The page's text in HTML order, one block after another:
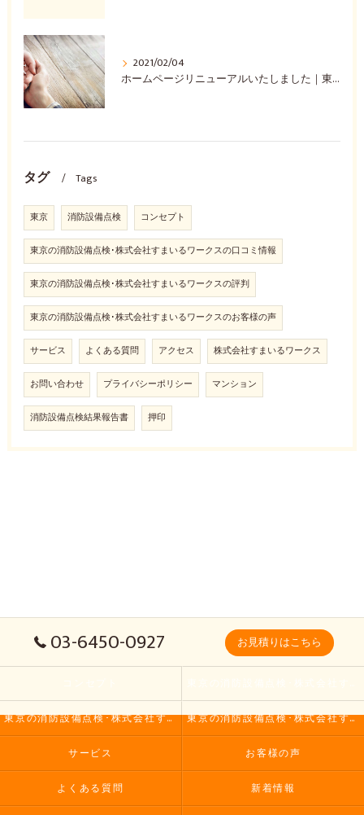
2021/02/04
ホームページリニューアルいたしました｜東京 消防設備点検
タグ Tags
東京 消防設備点検 コンセプト
東京の消防設備点検･株式会社すまいるワークスの口コミ情報
東京の消防設備点検･株式会社すまいるワークスの評判
東京の消防設備点検･株式会社すまいるワークスのお客様の声
サービス よくある質問 アクセス 株式会社すまいるワークス
お問い合わせ プライバシーポリシー マンション
消防設備点検結果報告書 押印
03-6450-0927 お見積りはこちら
東京の消防設備点検･株式会社すまいるワークスの評判 東京の消防設備点検･株式会社すまいるワークスのお客様の声
サービス お客様の声
よくある質問 新着情報